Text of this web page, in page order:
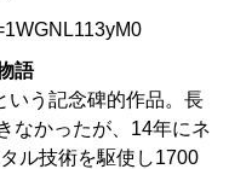
語
いう記念碑的作品。長
なかったが、14年にネ
ル技術を駆使し1700